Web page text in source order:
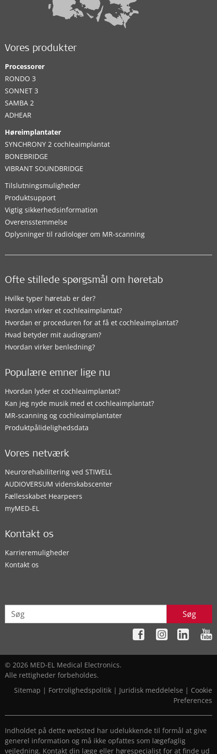
Vores produkter
Processorer
RONDO 3
SONNET 3
SAMBA 2
ADHEAR
Høreimplantater
SYNCHRONY 2 cochleaimplantat
BONEBRIDGE
VIBRANT SOUNDBRIDGE
Tilslutningsmuligheder
Produktsupport
Vigtig sikkerhedsinformation
Overensstemmelse
Oplysninger til radiologer om MR-scanning
Ofte stillede spørgsmål om høretab
Hvilke typer høretab er der?
Hvordan virker et cochleaimplantat?
Hvordan er proceduren for at få et cochleaimplantat?
Hvad betyder mit audiogram?
Hvordan virker benledning?
Populære emner lige nu
Hvordan lyder et cochleaimplantat?
Kan jeg nyde musik med et cochleaimplantat?
MR-scanning og cochleaimplantater
Produktpålidelighedsdata
Vores netværk
Neurorehabilitering ved STIWELL
AUDIOVERSUM videnskabscenter
Fællesskabet Hearpeers
myMED‑EL
Kontakt os
Karrieremuligheder
Kontakt os
Søg
© 2026 MED-EL Medical Electronics.
Alle rettigheder forbeholdes.
Sitemap | Fortrolighedspolitik | Juridisk meddelelse | Cookie
Preferences
Indholdet på dette websted har udelukkende til formål at give
generel information og må ikke opfattes som lægefaglig
vejledning. Kontakt din læge eller hørespecialist for at finde ud